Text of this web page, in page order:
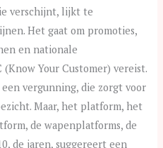
verschijnt, lijkt te
Het gaat om promoties,
en nationale
(Know Your Customer) vereist.
vergunning, die zorgt voor
Maar, het platform, het
de wapenplatforms, de
de jaren, suggereert een